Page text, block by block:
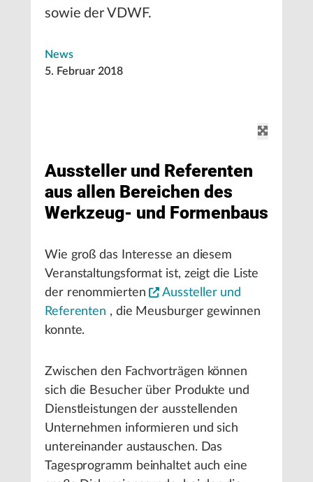
sowie der VDWF.
News
5. Februar 2018
Aussteller und Referenten
aus allen Bereichen des
Werkzeug- und Formenbaus
Wie groß das Interesse an diesem
Veranstaltungsformat ist, zeigt die Liste
der renommierten
Aussteller und
Referenten , die Meusburger gewinnen
konnte.
Zwischen den Fachvorträgen können
sich die Besucher über Produkte und
Dienstleistungen der ausstellenden
Unternehmen informieren und sich
untereinander austauschen. Das
Tagesprogramm beinhaltet auch eine